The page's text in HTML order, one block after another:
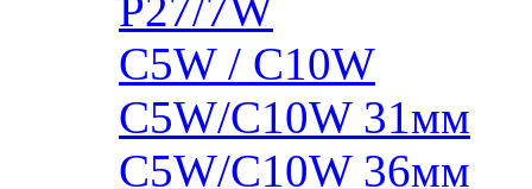
C5W / C10W
C5W/C10W 31мм
C5W/C10W 36мм